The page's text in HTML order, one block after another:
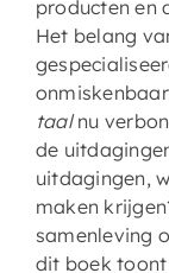
producten en
Het belang
taalnu
de
uitdagingen,
maken
samenleving
dit boek toont